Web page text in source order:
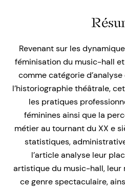
Revenant sur les
féminisation du music-hall
comme catégorie
l’historiographie théâtrale,
les pratiques
féminines ainsi que la
métier au tournant du XX e
statistiques,
l’article analyse leur
artistique du music-hall, leur
ce genre spectaculaire,